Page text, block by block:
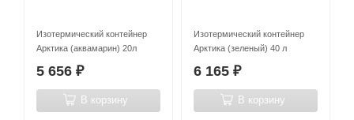
Изотермический контейнер
Арктика (аквамарин) 20л
5 656 ₽
В корзину
Изотермический контейнер
Арктика (зеленый) 40 л
6 165 ₽
В корзину